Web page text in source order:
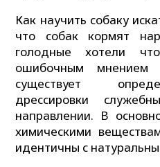
Как научить собаку
что собак кормят
голодные хотели
ошибочным мнением
существует
дрессировки
направлении. В
химическими
идентичны с